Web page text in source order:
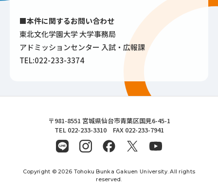
■本件に関するお問い合わせ
東北文化学園大学 大学事務局
アドミッションセンター 入試・広報課
TEL:022-233-3374
東北文化学園大学
〒981-8551 宮城県仙台市青葉区国見6-45-1
TEL 022-233-3310 FAX 022-233-7941
Copyright © 2026 Tohoku Bunka Gakuen University. All rights
reserved.